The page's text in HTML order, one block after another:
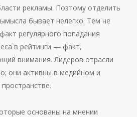
рекламы. Поэтому отделить
бывает нелегко. Тем не
регулярного попадания
в рейтинги — факт,
внимания. Лидеров отрасли
они активны в медийном и
основаны на мнении